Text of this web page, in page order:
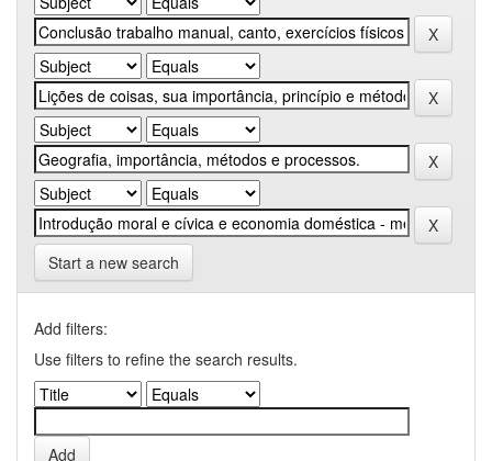
Start a new search
Add filters:
Use filters to refine the search results.